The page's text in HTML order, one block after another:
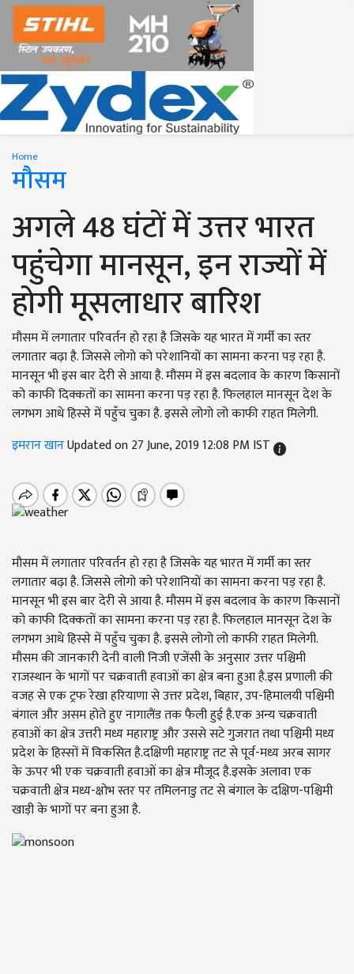
Home
मौसम
अगले 48 घंटों में उत्तर भारत
पहुंचेगा मानसून, इन राज्यों में
होगी मूसलाधार बारिश
मौसम में लगातार परिवर्तन हो रहा है जिसके यह भारत में गर्मी का स्तर
लगातार बढ़ा है. जिससे लोगो को परेशानियों का सामना करना पड़ रहा है.
मानसून भी इस बार देरी से आया है. मौसम में इस बदलाव के कारण किसानों
को काफी दिक्कतों का सामना करना पड़ रहा है. फिलहाल मानसून देश के
लगभग आधे हिस्से में पहुँच चुका है. इससे लोगो लो काफी राहत मिलेगी.
इमरान खानUpdated on 27 June, 2019 12:08 PM IST
मौसम में लगातार परिवर्तन हो रहा है जिसके यह भारत में गर्मी का स्तर
लगातार बढ़ा है. जिससे लोगो को परेशानियों का सामना करना पड़ रहा है.
मानसून भी इस बार देरी से आया है. मौसम में इस बदलाव के कारण किसानों
को काफी दिक्कतों का सामना करना पड़ रहा है. फिलहाल मानसून देश के
लगभग आधे हिस्से में पहुँच चुका है. इससे लोगो लो काफी राहत मिलेगी.
मौसम की जानकारी देनी वाली निजी एजेंसी के अनुसार उत्तर पश्चिमी
राजस्थान के भागों पर चक्रवाती हवाओं का क्षेत्र बना हुआ है.इस प्रणाली की
वजह से एक ट्रफ रेखा हरियाणा से उत्तर प्रदेश, बिहार, उप-हिमालयी पश्चिमी
बंगाल और असम होते हुए नागालैंड तक फैली हुई है.एक अन्य चक्रवाती
हवाओं का क्षेत्र उत्तरी मध्य महाराष्ट्र और उससे सटे गुजरात तथा पश्चिमी मध्य
प्रदेश के हिस्सों में विकसित है.दक्षिणी महाराष्ट्र तट से पूर्व-मध्य अरब सागर
के ऊपर भी एक चक्रवाती हवाओं का क्षेत्र मौजूद है.इसके अलावा एक
चक्रवाती क्षेत्र मध्य-क्षोभ स्तर पर तमिलनाडु तट से बंगाल के दक्षिण-पश्चिमी
खाड़ी के भागों पर बना हुआ है.